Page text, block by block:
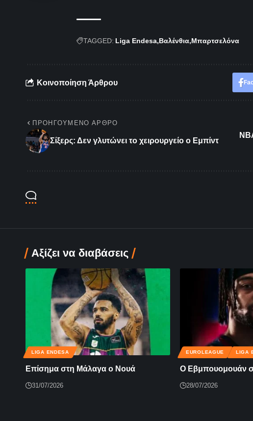
TAGGED: Liga Endesa Βαλένθια Μπαρτσελόνα
Κοινοποίηση Άρθρου
ΠΡΟΗΓΟΎΜΕΝΟ ΆΡΘΡΟ
Σίξερς: Δεν γλυτώνει το χειρουργείο ο Εμπίντ
Αξίζει να διαβάσεις
LIGA ENDESA
Επίσημα στη Μάλαγα ο Νουά
31/07/2026
EUROLEAGUE LIGA
Ο Εβμπουομουάν
28/07/2026